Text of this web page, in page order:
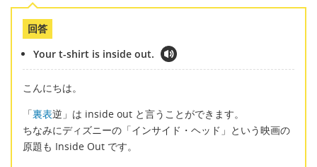
回答
Your t-shirt is inside out.
こんにちは。
「裏表逆」は inside out と言うことができます。
ちなみにディズニーの「インサイド・ヘッド」という映画の
原題も Inside Out です。